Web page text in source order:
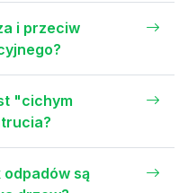
i przeciw
"cichym
odpadów są